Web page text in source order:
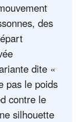
des
dite «
pas le poids
contre le
silhouette